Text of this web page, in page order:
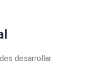
desarrollar.